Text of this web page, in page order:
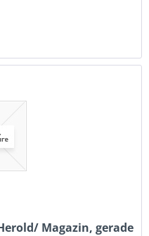
Magazin, gerade